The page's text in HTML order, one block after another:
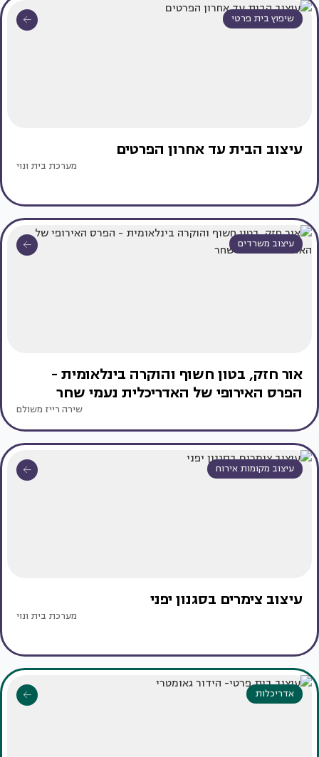
שיפוץ בית פרטי
עיצוב הבית עד אחרון הפרטים
מערכת בית ונוי
עיצוב משרדים
אור חזק, בטון חשוף והוקרה בינלאומית -
הפרס האירופי של האדריכלית נעמי שחר
שירה רייז משולם
עיצוב מקומות אירוח
עיצוב צימרים בסגנון יפני
מערכת בית ונוי
אדריכלות